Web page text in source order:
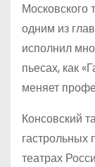
Московского
одним из
исполнил
пьесах, как
меняет
Консовский
гастрольных
театрах